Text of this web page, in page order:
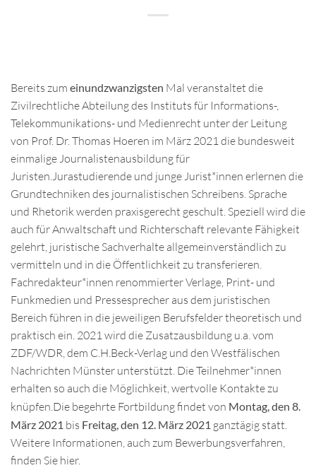
Bereits zum einundzwanzigsten Mal veranstaltet die
Zivilrechtliche Abteilung des Instituts für Informations-,
Telekommunikations- und Medienrecht unter der Leitung
von Prof. Dr. Thomas Hoeren im März 2021 die bundesweit
einmalige Journalistenausbildung für
Juristen.Jurastudierende und junge Jurist*innen erlernen die
Grundtechniken des journalistischen Schreibens. Sprache
und Rhetorik werden praxisgerecht geschult. Speziell wird die
auch für Anwaltschaft und Richterschaft relevante Fähigkeit
gelehrt, juristische Sachverhalte allgemeinverständlich zu
vermitteln und in die Öffentlichkeit zu transferieren.
Fachredakteur*innen renommierter Verlage, Print- und
Funkmedien und Pressesprecher aus dem juristischen
Bereich führen in die jeweiligen Berufsfelder theoretisch und
praktisch ein. 2021 wird die Zusatzausbildung u.a. vom
ZDF/WDR, dem C.H.Beck-Verlag und den Westfälischen
Nachrichten Münster unterstützt. Die Teilnehmer*innen
erhalten so auch die Möglichkeit, wertvolle Kontakte zu
knüpfen.Die begehrte Fortbildung findet von Montag, den 8.
März 2021 bis Freitag, den 12. März 2021 ganztägig statt.
Weitere Informationen, auch zum Bewerbungsverfahren,
finden Sie hier.